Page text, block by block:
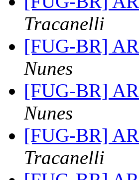
Tracanelli
[FUG-BR]
Nunes
[FUG-BR]
Nunes
[FUG-BR]
Tracanelli